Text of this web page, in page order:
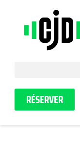
RÉSERVER